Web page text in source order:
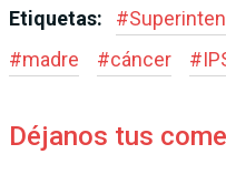
Etiquetas: #
#madre #cáncer #
Déjanos tus